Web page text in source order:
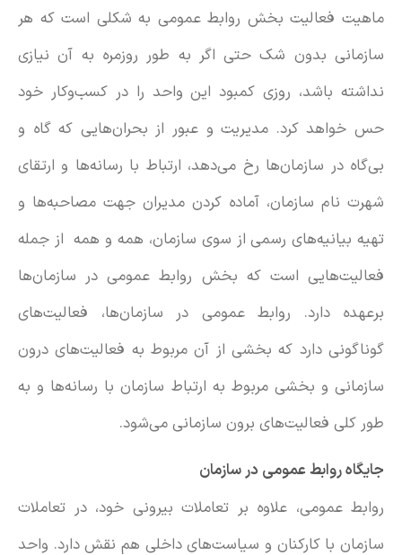
ماهیت فعالیت‌ بخش روابط عمومی به شکلی است که هر
سازمانی بدون شک حتی اگر به طور روزمره به آن نیازی
نداشته باشد، روزی کمبود این واحد را در کسب‌وکار خود
حس خواهد کرد. مدیریت و عبور از بحران‌هایی که گاه و
بی‌گاه در سازمان‌ها رخ می‌دهد، ارتباط با رسانه‌ها و ارتقای
شهرت نام سازمان، آماده کردن مدیران جهت مصاحبه‌ها و
تهیه بیانیه‌های رسمی از سوی سازمان، همه و همه از جمله
فعالیت‌هایی است که بخش روابط عمومی در سازمان‌ها
برعهده دارد. روابط عمومی در سازمان‌ها، فعالیت‌های
گوناگونی دارد که بخشی از آن مربوط به فعالیت‌های درون
سازمانی و بخشی مربوط به ارتباط سازمان با رسانه‌ها و به
طور کلی فعالیت‌های برون سازمانی می‌شود.
جایگاه روابط عمومی در سازمان
روابط عمومی، علاوه بر تعاملات بیرونی خود، در تعاملات
سازمان با کارکنان و سیاست‌های داخلی هم نقش دارد. واحد